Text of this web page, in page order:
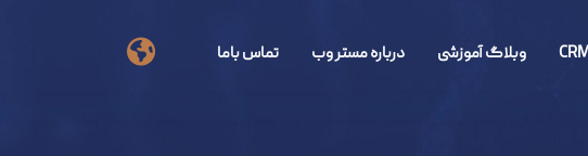
وبلاگ آموزشی درباره مستر وب تماس باما